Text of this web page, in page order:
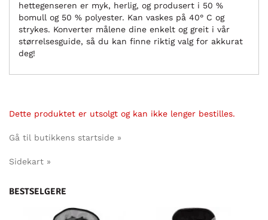
hettegenseren er myk, herlig, og produsert i 50 %
bomull og 50 % polyester. Kan vaskes på 40° C og
strykes. Konverter målene dine enkelt og greit i vår
størrelsesguide, så du kan finne riktig valg for akkurat
deg!
Dette produktet er utsolgt og kan ikke lenger bestilles.
Gå til butikkens startside »
Sidekart »
BESTSELGERE